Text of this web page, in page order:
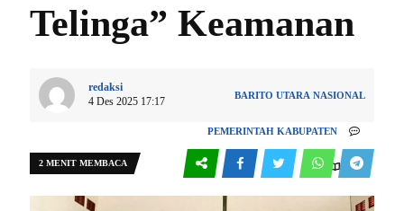
Telinga” Keamanan
redaksi
4 Des 2025 17:17
BARITO UTARA NASIONAL
PEMERINTAH KABUPATEN
0 338
2 MENIT MEMBACA